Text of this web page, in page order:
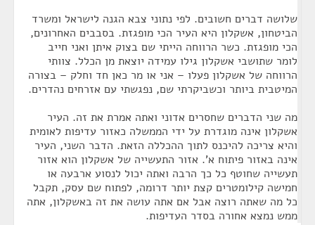
שלושה דברים חשובים. לפי נתוני צבא הגנה לישראל ומשרד
הביטחון, אשקלון היא העיר הכי מופגזת. בסבבים האחרונים,
הכי מופגזת. כשר הרווחה הייתי שם בצוק איתן ואני חייב
לומר שתושבי אשקלון גילו עמידה יוצאת מן הכלל. צוותי
הרווחה של אשקלון פעלו – אני או מר כאן חד וחלק – בצורה
המיטבית ביותר וכשביקרתי שם, נפגשתי עם אזרחים נהדרים.
מה שני הדברים שחסרים אדוני ואתה אמרת את זה. העיר
אשקלון אינה מוגדרת על ידי הממשלה כאזור עדיפות לאומית
והיא צריכה להיכנס לתוך ההכללה הזאת. הדבר השני, העיר
אינה באזור פיתוח א'. אזור התעשייה של אשקלון הוא אזור
תעשייה שחוטף כל כך הרבה ואתה יכול לנסוע ארבעה או
חמישה קילומטרים קצת יותר דרומה, לפתוח שם עסק, תקבל
כל מה שאתה רוצה אבל אם אתה עושה את זה באשקלון, אתה
ממש נמצא אחורה בסדר העדיפות.